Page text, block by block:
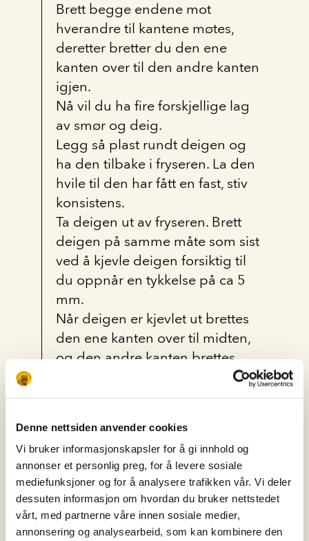
Denne nettsiden anvender cookies
Vi bruker informasjonskapsler for å gi innhold og
annonser et personlig preg, for å levere sosiale
mediefunksjoner og for å analysere trafikken vår. Vi deler
dessuten informasjon om hvordan du bruker nettstedet
vårt, med partnerne våre innen sosiale medier,
annonsering og analysearbeid, som kan kombinere den
Brett begge endene mot
hverandre til kantene møtes,
deretter bretter du den ene
kanten over til den andre kanten
igjen.
Nå vil du ha fire forskjellige lag
av smør og deig.
Legg så plast rundt deigen og
ha den tilbake i fryseren. La den
hvile til den har fått en fast, stiv
konsistens.
Ta deigen ut av fryseren. Brett
deigen på samme måte som sist
ved å kjevle deigen forsiktig til
du oppnår en tykkelse på ca 5
mm.
Når deigen er kjevlet ut brettes
den ene kanten over til midten,
og den andre kanten brettes
over hele deigen. Da vil du ha tre
lag med smørdeig.
Legg deigen i fryseren til den får
en stiv konsistens.
Ta deigen ut av fryseren og
kvelve den forsiktig utover
bordet. Deigen skal være ca. 30
cm lang og og ha en tykkelse på